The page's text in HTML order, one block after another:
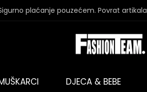
plaćanje pouzećem. Povrat
DJECA & BEBE